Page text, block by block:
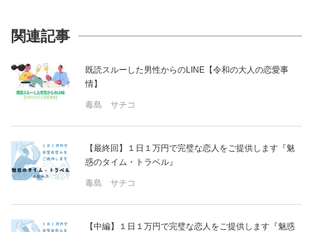
関連記事
既読スルーした男性からのLINE【令和の大人の恋愛事
情】
毒島 サチコ
【最終回】１日１万円で完璧な恋人をご提供します『魅
惑のタイム・トラベル』
毒島 サチコ
【中編】１日１万円で完璧な恋人をご提供します『魅惑